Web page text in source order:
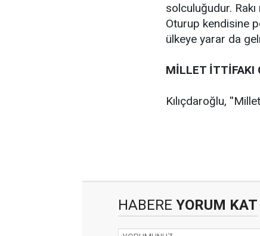
solculuğudur.
Oturup kendisine
ülkeye yarar da
MİLLET İTTİFAKI
Kılıçdaroğlu,
HABERE YORUM KAT